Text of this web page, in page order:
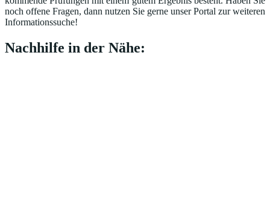
noch offene Fragen, dann nutzen Sie gerne unser Portal zur weiteren
Informationssuche!
Nachhilfe in der Nähe: